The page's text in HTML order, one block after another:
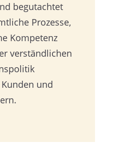
begutachtet
Prozesse,
Kompetenz
verständlichen
und